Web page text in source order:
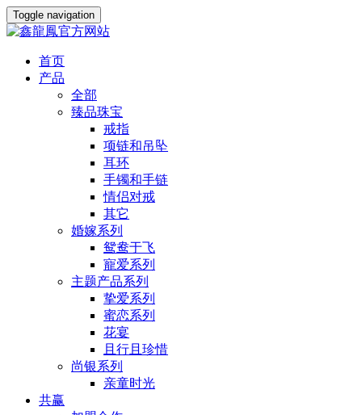
Toggle navigation
首页
产品
全部
臻品珠宝
戒指
项链和吊坠
耳环
手镯和手链
情侣对戒
其它
婚嫁系列
鸳鸯于飞
寵爱系列
主题产品系列
挚爱系列
蜜恋系列
花宴
且行且珍惜
尚银系列
亲童时光
共赢